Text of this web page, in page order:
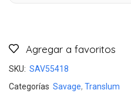
Agregar a favoritos
SKU: SAV55418
Categorías Savage, Translum